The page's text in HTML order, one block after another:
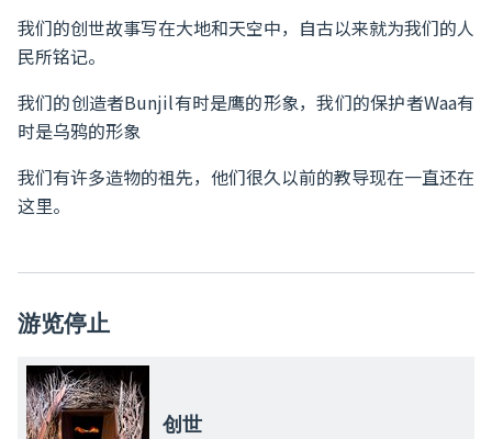
我们的创世故事写在大地和天空中，自古以来就为我们的人
民所铭记。
我们的创造者Bunjil有时是鹰的形象，我们的保护者Waa有
时是乌鸦的形象
我们有许多造物的祖先，他们很久以前的教导现在一直还在
这里。
游览停止
创世